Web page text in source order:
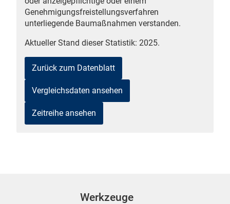
Genehmigungsfreistellungsverfahren
unterliegende Baumaßnahmen verstanden.
Aktueller Stand dieser Statistik: 2025.
Zurück zum Datenblatt
Vergleichsdaten ansehen
Zeitreihe ansehen
Werkzeuge